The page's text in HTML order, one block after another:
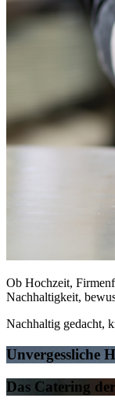
Ob Hochzeit,
Nachhaltigkeit,
Nachhaltig gedacht,
Unvergessliche
Das Catering